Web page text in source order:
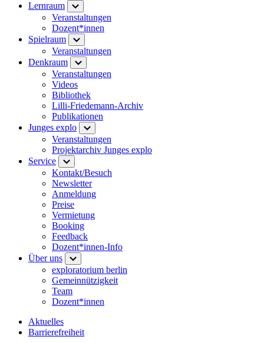
Lernraum
Veranstaltungen
Dozent*innen
Spielraum
Veranstaltungen
Denkraum
Veranstaltungen
Videos
Bibliothek
Lilli-Friedemann-Archiv
Publikationen
Junges explo
Veranstaltungen
Projektarchiv Junges explo
Service
Kontakt/Besuch
Newsletter
Anmeldung
Preise
Vermietung
Booking
Feedback
Dozent*innen-Info
Über uns
exploratorium berlin
Gemeinnützigkeit
Team
Dozent*innen
Aktuelles
Barrierefreiheit